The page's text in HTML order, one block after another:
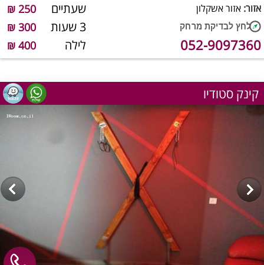
שעתיים 250 ₪
3 שעות 300 ₪
לילה 400 ₪
אזור: אזור אשקלון
052-9097360
קינק סטודיו